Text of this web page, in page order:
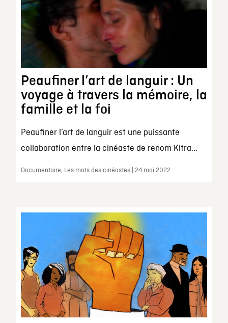
Peaufiner l’art de languir : Un
voyage à travers la mémoire, la
famille et la foi
Peaufiner l’art de languir est une puissante
collaboration entre la cinéaste de renom Kitra...
Documentaire, Les mots des cinéastes | 24 mai 2022